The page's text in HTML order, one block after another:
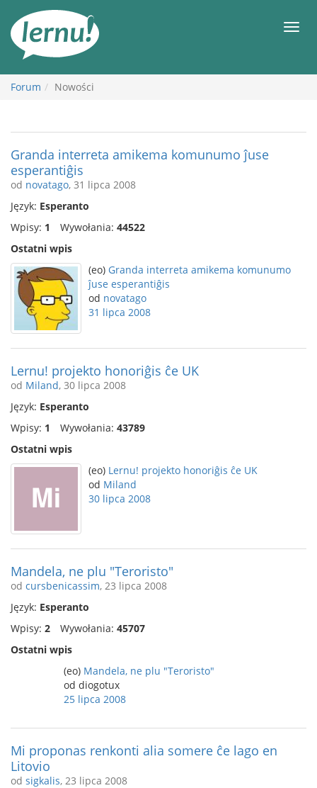
Forum Nowości
Granda interreta amikema komunumo ĵuse
esperantiĝis
od novatago, 31 lipca 2008
Język: Esperanto
Wpisy: 1 Wywołania: 44522
Ostatni wpis
(eo) Granda interreta amikema komunumo
ĵuse esperantiĝis
od novatago
31 lipca 2008
Lernu! projekto honoriĝis ĉe UK
od Miland, 30 lipca 2008
Język: Esperanto
Wpisy: 1 Wywołania: 43789
Ostatni wpis
(eo) Lernu! projekto honoriĝis ĉe UK
od Miland
30 lipca 2008
Mandela, ne plu "Teroristo"
od cursbenicassim, 23 lipca 2008
Język: Esperanto
Wpisy: 2 Wywołania: 45707
Ostatni wpis
(eo) Mandela, ne plu "Teroristo"
od diogotux
25 lipca 2008
Mi proponas renkonti alia somere ĉe lago en
Litovio
od sigkalis, 23 lipca 2008